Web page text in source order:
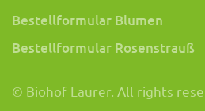
Bestellformular Blumen
Bestellformular Rosenstrauß
© Biohof Laurer. All rights